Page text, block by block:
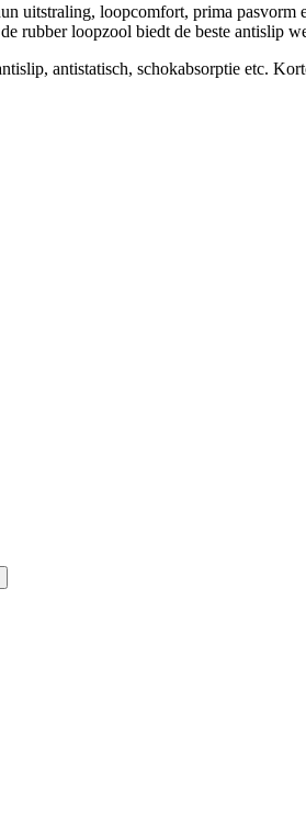
uitstraling, loopcomfort, prima
rubber loopzool biedt de beste antislip
antistatisch, schokabsorptie etc.